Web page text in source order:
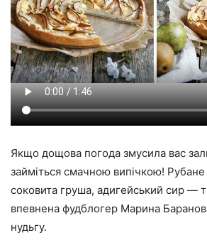
Якщо дощова погода змусила вас
займіться смачною випічкою! Рубане
соковита груша, адигейський сир —
впевнена фудблогер Марина
нудьгу.